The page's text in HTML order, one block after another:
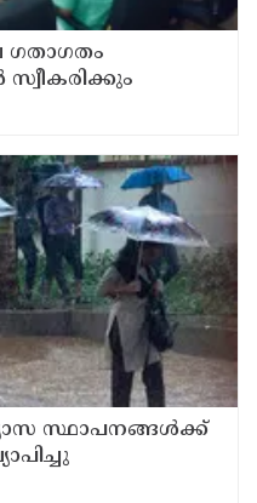
സ്ഥാപനങ്ങള്‍ക്ക്